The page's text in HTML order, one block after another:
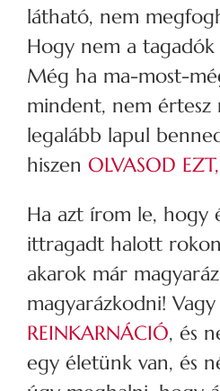
látható, nem
Hogy nem a
Még ha ma-most-
mindent, nem értesz
legalább lapul
hiszen OLVASOD
Ha azt írom le, hogy
ittragadt halott
akarok már
magyarázkodni!
REINKARNÁCIÓ, és
egy életünk van, és